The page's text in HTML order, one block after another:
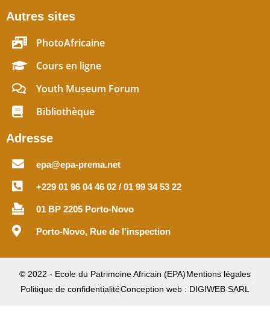
Autres sites
PhotoAfricaine
Cours en ligne
Youth Museum Forum
Bibliothèque
Adresse
epa@epa-prema.net
+229 01 96 04 46 02 / 01 99 34 53 22
01 BP 2205 Porto-Novo
Porto-Novo, Rue de l'inspection
© 2022 - Ecole du Patrimoine Africain (EPA)Mentions légales
Politique de confidentialitéConception web : DIGIWEB SARL